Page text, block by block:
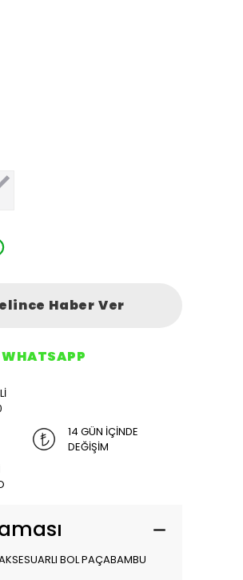
Haber Ver
WHATSAPP
14 GÜN İÇİNDE
DEĞİŞİM
BOL PAÇABAMBU